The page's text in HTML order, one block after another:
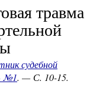
травма
судебной
№1. — С. 10-15.